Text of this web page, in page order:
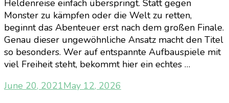
Heldenreise einfach überspringt. Statt gegen
Monster zu kämpfen oder die Welt zu retten,
beginnt das Abenteuer erst nach dem großen Finale.
Genau dieser ungewöhnliche Ansatz macht den Titel
so besonders. Wer auf entspannte Aufbauspiele mit
viel Freiheit steht, bekommt hier ein echtes …
June 20, 2021May 12, 2026